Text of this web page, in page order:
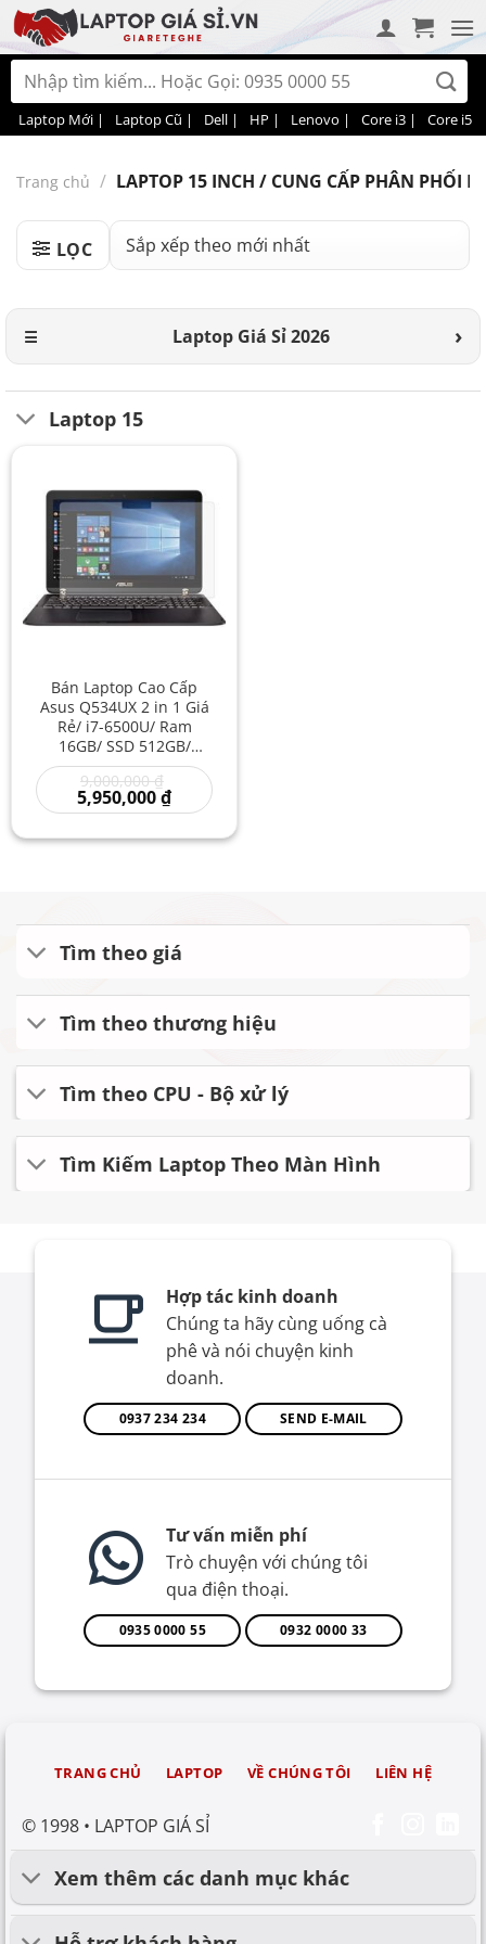
Bỏ
qua
nội
dung
Tìm
kiếm:
Laptop Mới | Laptop Cũ | Dell | HP | Lenovo | Core i3 | Core i5 |
Trang chủ / LAPTOP 15 INCH / CUNG CẤP PHÂN PHỐI
LỌC
Laptop Giá Sỉ 2026
Laptop 15
Bán Laptop Cao Cấp
Asus Q534UX 2 in 1 Giá
Rẻ/ i7-6500U/ Ram
16GB/ SSD 512GB/
Laptop 4K Touch screen
Giá Rẻ/ Asus Cũ Cho
Sinh Viên
9,000,000₫
gốc
là:
5,950,000₫Giá
hiện
là:
Tìm theo giá
Tìm theo thương hiệu
Tìm theo CPU - Bộ xử lý
Tìm Kiếm Laptop Theo Màn Hình
Hợp tác kinh doanh
Chúng ta hãy cùng uống cà
phê và nói chuyện kinh
doanh.
0937 234 234 SEND E-MAIL
Tư vấn miễn phí
Trò chuyện với chúng tôi
qua điện thoại.
0935 0000 55 0932 0000 33
© 1998 • LAPTOP GIÁ SỈ
TRANG CHỦ LAPTOP VỀ CHÚNG TÔI LIÊN HỆ
Xem thêm các danh mục khác